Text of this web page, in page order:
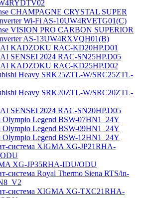
CHAMPAGNE CRYSTAL SUPER
Wi-Fi AS-10UW4RVETG01(C)
VISION PRO CARBON SUPERIOR
AS-13UW4RXVQH01(B)
KADZOKU RAC-KD20HP.D01
SENSEI 2024 RAC-SN25HP.D05
KADZOKU RAC-KD25HP.D02
Heavy SRK25ZTL-W/SRC25ZTL-
Heavy SRK20ZTL-W/SRC20ZTL-
SENSEI 2024 RAC-SN20HP.D05
Olympio Legend BSW-07HN1_24Y
Olympio Legend BSW-09HN1_24Y
Olympio Legend BSW-12HN1_24Y
система XIGMA XG-JP21RHA-
XG-JP35RHA-IDU/ODU
система Royal Thermo Siena RTS/in-
система XIGMA XG-TXC21RHA-